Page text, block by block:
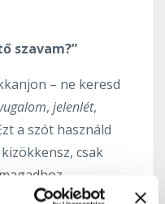
szavam?”
– ne keresd
, jelenlét,
a szót használd
csak